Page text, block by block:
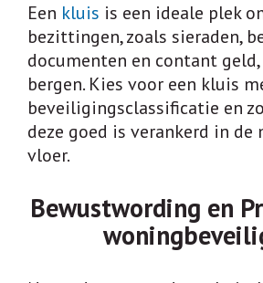
Een kluis is een ideale plek
bezittingen, zoals sieraden,
documenten en contant
bergen. Kies voor een kluis
beveiligingsclassificatie en
deze goed is verankerd in de
vloer.
Bewustwording en